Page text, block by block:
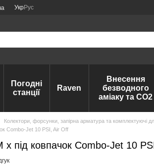
УкрРус
Погодні
станції
Raven
Внесення
безводного
аміаку та CO2
Колектори, форсунки, запірна арматура та комплектуючі
Combo-Jet 10 PSI, Air Off
x під ковпачок Combo-Jet 10